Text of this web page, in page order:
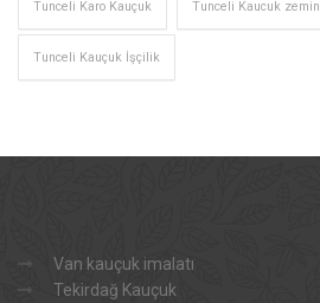
Tunceli Karo Kauçuk Tunceli Kaucuk zemin
Tunceli Kauçuk İşçilik
Van kauçuk imalatı
Tekirdağ Kauçuk